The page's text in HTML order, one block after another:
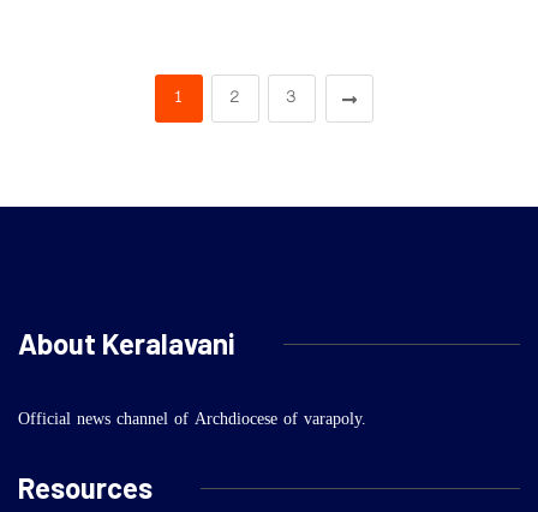
1 2 3
About Keralavani
Official news channel of Archdiocese of varapoly.
Resources